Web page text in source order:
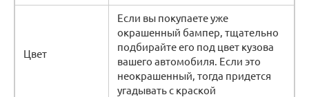
Цвет
Если вы покупаете уже
окрашенный бампер, тщательно
подбирайте его под цвет кузова
вашего автомобиля. Если это
неокрашенный, тогда придется
угадывать с краской